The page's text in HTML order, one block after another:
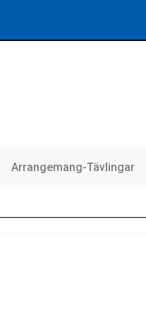
Arrangemang-Tävlingar